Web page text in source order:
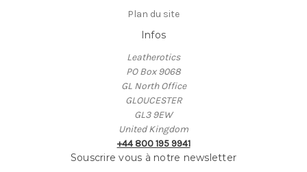
Plan du site
Infos
Leatherotics
PO Box 9068
GL North Office
GLOUCESTER
GL3 9EW
United Kingdom
+44 800 195 9941
Souscrire vous à notre newsletter